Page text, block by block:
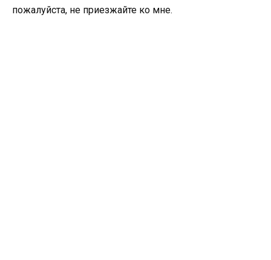
пожалуйста, не приезжайте ко мне.